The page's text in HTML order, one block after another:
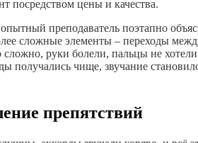
посредством цены и качества.
преподаватель поэтапно
сложные элементы – переходы
руки болели, пальцы не
получались чище, звучание
препятствий